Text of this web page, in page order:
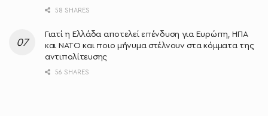
58 SHARES
Γιατί η Ελλάδα αποτελεί επένδυση για Ευρώπη, ΗΠΑ
και ΝΑΤΟ και ποιο μήνυμα στέλνουν στα κόμματα της
αντιπολίτευσης
56 SHARES